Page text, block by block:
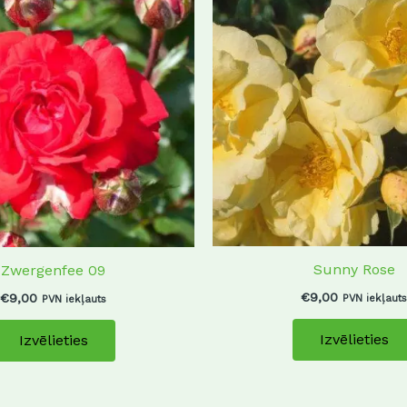
Zwergenfee 09
€9,00 PVN iekļauts
Izvēlieties
has
multiple
variants.
The
options
may
be
chosen
on
the
Sunny Rose
€9,00 PVN iekļauts
Izvēlieties